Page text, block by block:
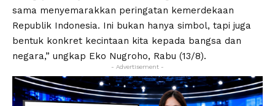
sama menyemarakkan peringatan kemerdekaan
Republik Indonesia. Ini bukan hanya simbol, tapi juga
bentuk konkret kecintaan kita kepada bangsa dan
negara,” ungkap Eko Nugroho, Rabu (13/8).
- Advertisement -